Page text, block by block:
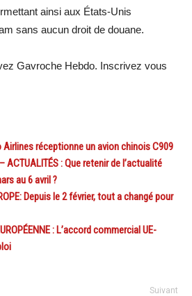
ainsi aux États-Unis
sans aucun droit de douane.
Gavroche Hebdo. Inscrivez vous
Airlines réceptionne un avion chinois C909
ACTUALITÉS : Que retenir de l’actualité
au 6 avril ?
Depuis le 2 février, tout a changé pour
: L’accord commercial UE-
Suivant